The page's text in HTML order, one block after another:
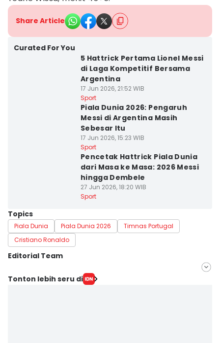
Share Article
Curated For You
5 Hattrick Pertama Lionel Messi
di Laga Kompetitif Bersama
Argentina
17 Jun 2026, 21:52 WIB
Sport
Piala Dunia 2026: Pengaruh
Messi di Argentina Masih
Sebesar Itu
17 Jun 2026, 15:23 WIB
Sport
Pencetak Hattrick Piala Dunia
dari Masa ke Masa: 2026 Messi
hingga Dembele
27 Jun 2026, 18:20 WIB
Sport
Topics
Piala Dunia Piala Dunia 2026
Timnas Portugal
Cristiano Ronaldo
Editorial Team
Editor
Tonton lebih seru di